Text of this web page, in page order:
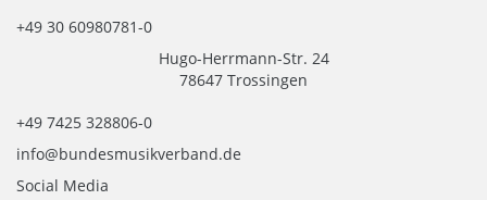
+49 30 60980781-0
Hugo-Herrmann-Str. 24
78647 Trossingen
+49 7425 328806-0
info@bundesmusikverband.de
Social Media